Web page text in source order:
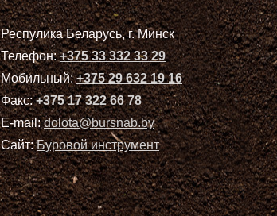
Респулика Беларусь, г. Минск
Телефон:+375 33 332 33 29
Мобильный:+375 29 632 19 16
Факс:+375 17 322 66 78
E-mail:dolota@bursnab.by
Сайт:Буровой инструмент